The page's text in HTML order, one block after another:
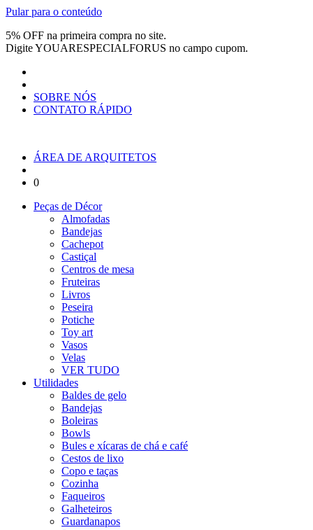
Pular para o conteúdo
5% OFF na primeira compra no site.
DigiteYOUARESPECIALFORUS no campo cupom.
SOBRE NÓS
CONTATO RÁPIDO
ÁREA DE ARQUITETOS
0
Peças de Décor
Almofadas
Bandejas
Cachepot
Castiçal
Centros de mesa
Fruteiras
Livros
Peseira
Potiche
Toy art
Vasos
Velas
VER TUDO
Utilidades
Baldes de gelo
Bandejas
Boleiras
Bowls
Bules e xícaras de chá e café
Cestos de lixo
Copo e taças
Cozinha
Faqueiros
Galheteiros
Guardanapos